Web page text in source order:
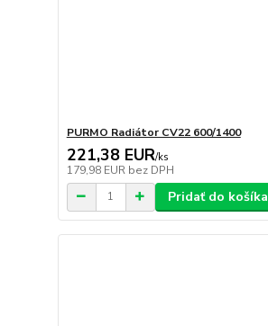
PURMO Radiátor CV22 600/1400
221,38 EUR/ks
179,98 EUR bez DPH
Pridať do košíka